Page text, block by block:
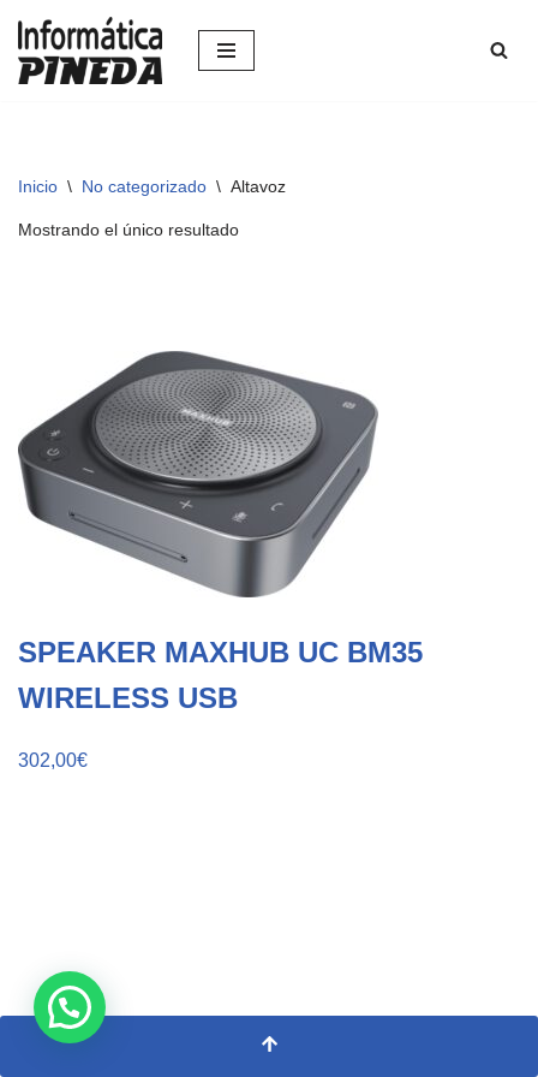
Saltar
Inicio \ No categorizado \ Altavoz
Mostrando el único resultado
SPEAKER MAXHUB UC BM35
WIRELESS USB
302,00€